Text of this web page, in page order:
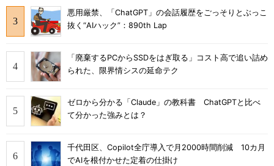
悪用厳禁、「ChatGPT」の会話履歴をごっそりとぶっこ
抜く“AIハック”：890th Lap
「廃棄するPCからSSDをはぎ取る」コスト高で追い詰め
られた、限界情シスの延命テク
ゼロから分かる「Claude」の教科書 ChatGPTと比べ
て分かった強みとは？
千代田区、Copilot全庁導入で月2000時間削減 10カ月
でAIを根付かせた定着の仕掛け